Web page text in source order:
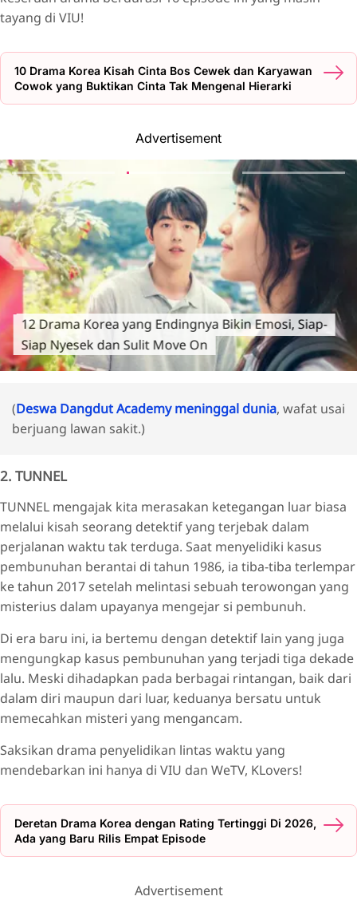
tayang di VIU!
10 Drama Korea Kisah Cinta Bos Cewek dan Karyawan
Cowok yang Buktikan Cinta Tak Mengenal Hierarki
Advertisement
12 Drama Korea yang Endingnya Bikin Emosi, Siap-
Siap Nyesek dan Sulit Move On
(Deswa Dangdut Academy meninggal dunia, wafat usai
berjuang lawan sakit.)
2. TUNNEL
TUNNEL mengajak kita merasakan ketegangan luar biasa
melalui kisah seorang detektif yang terjebak dalam
perjalanan waktu tak terduga. Saat menyelidiki kasus
pembunuhan berantai di tahun 1986, ia tiba-tiba terlempar
ke tahun 2017 setelah melintasi sebuah terowongan yang
misterius dalam upayanya mengejar si pembunuh.
Di era baru ini, ia bertemu dengan detektif lain yang juga
mengungkap kasus pembunuhan yang terjadi tiga dekade
lalu. Meski dihadapkan pada berbagai rintangan, baik dari
dalam diri maupun dari luar, keduanya bersatu untuk
memecahkan misteri yang mengancam.
Saksikan drama penyelidikan lintas waktu yang
mendebarkan ini hanya di VIU dan WeTV, KLovers!
Deretan Drama Korea dengan Rating Tertinggi Di 2026,
Ada yang Baru Rilis Empat Episode
Advertisement